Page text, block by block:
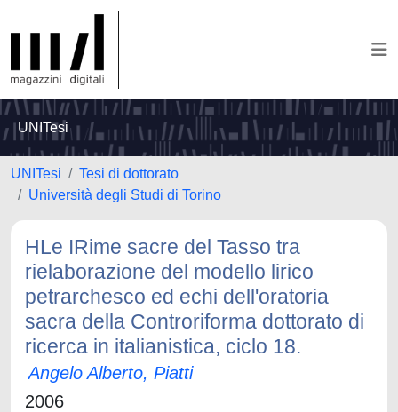
UNITesi
UNITesi
Tesi di dottorato
Università degli Studi di Torino
HLe IRime sacre del Tasso tra
rielaborazione del modello lirico
petrarchesco ed echi dell'oratoria
sacra della Controriforma dottorato di
ricerca in italianistica, ciclo 18.
Angelo Alberto, Piatti
2006